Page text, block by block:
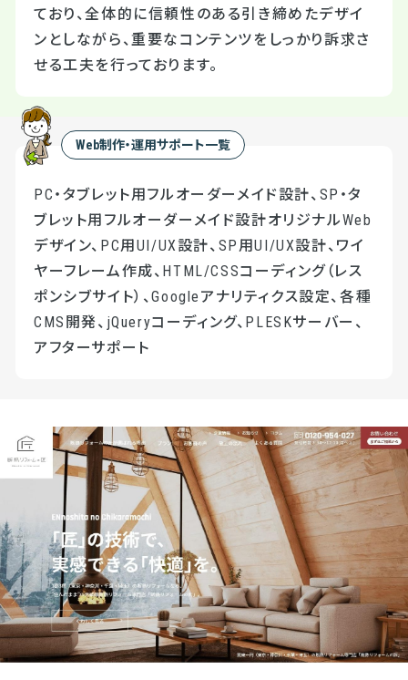
ており、全体的に信頼性のある引き締めたデザイ
ンとしながら、重要なコンテンツをしっかり訴求さ
せる工夫を行っております。
Web制作・運用サポート一覧
PC・タブレット用フルオーダーメイド設計、SP・タ
ブレット用フルオーダーメイド設計オリジナルWeb
デザイン、PC用UI/UX設計、SP用UI/UX設計、ワイ
ヤーフレーム作成、HTML/CSSコーディング（レス
ポンシブサイト）、Googleアナリティクス設定、各種
CMS開発、jQueryコーディング、PLESKサーバー、
アフターサポート